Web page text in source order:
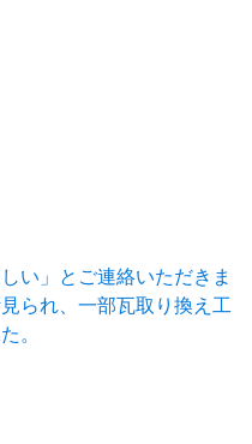
い」とご連絡いただきま
られ、一部瓦取り換え工
。